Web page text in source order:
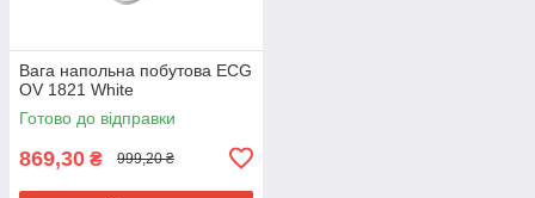
Вага напольна побутова ECG
OV 1821 White
Готово до відправки
869,30 ₴ 999,20 ₴